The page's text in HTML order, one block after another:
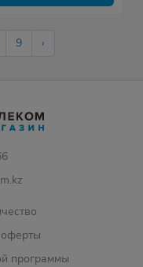
9 ›
программы